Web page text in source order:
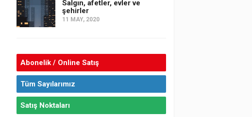
Salgın, afetler, evler ve
şehirler
11 MAY, 2020
Abonelik / Online Satış
Tüm Sayılarımız
Satış Noktaları